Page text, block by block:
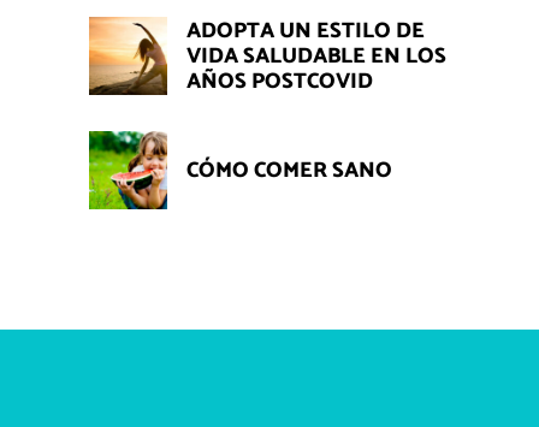
ADOPTA UN ESTILO DE
VIDA SALUDABLE EN LOS
AÑOS POSTCOVID
CÓMO COMER SANO